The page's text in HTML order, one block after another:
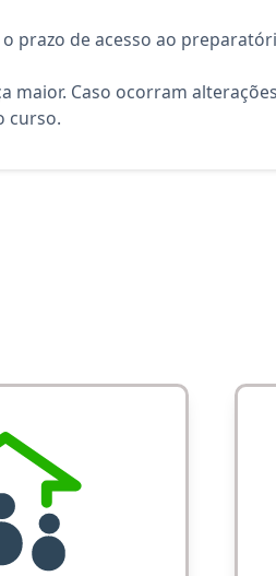
prazo de acesso ao
Caso ocorram
curso.